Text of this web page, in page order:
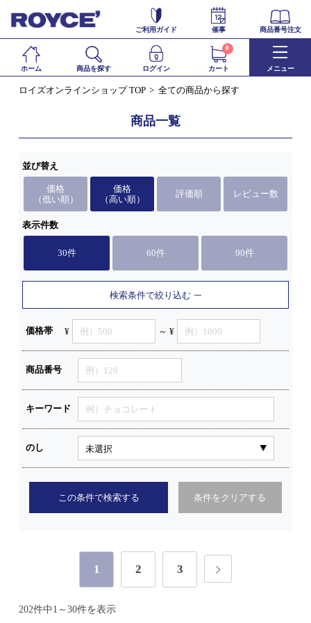
ご利用ガイド 催事 商品番号注文
ホーム 商品を探す ログイン カート
0
メニュー
ロイズオンラインショップ TOP 全ての商品から探す
商品一覧
並び替え
価格
（低い順）
価格
（高い順）
評価順 レビュー数
表示件数
30件 60件 90件
検索条件で絞り込む
価格帯 ¥ ～ ¥
商品番号
キーワード
のし
この条件で検索する 条件をクリアする
1 2 3
202件中1～30件を表示